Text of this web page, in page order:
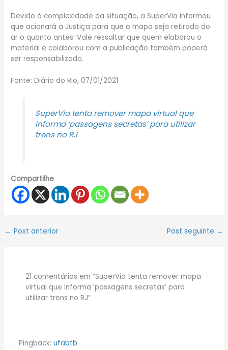
Devido à complexidade da situação, a SuperVia informou
que acionará a Justiça para que o mapa seja retirado do
ar o quanto antes. Vale ressaltar que quem elaborou o
material e colaborou com a publicação também poderá
ser responsabilizado.
Fonte: Diário do Rio, 07/01/2021
SuperVia tenta remover mapa virtual que
informa ‘passagens secretas’ para utilizar
trens no RJ
Compartilhe
← Post anterior Post seguinte →
21 comentários em “SuperVia tenta remover mapa
virtual que informa ‘passagens secretas’ para
utilizar trens no RJ”
Pingback: ufabtb